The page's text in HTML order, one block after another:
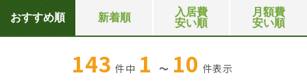
ご入居までの流れ
おすすめ順 新着順
入居費
安い順
月額費
安い順
143 件中 1 ～ 10 件表示